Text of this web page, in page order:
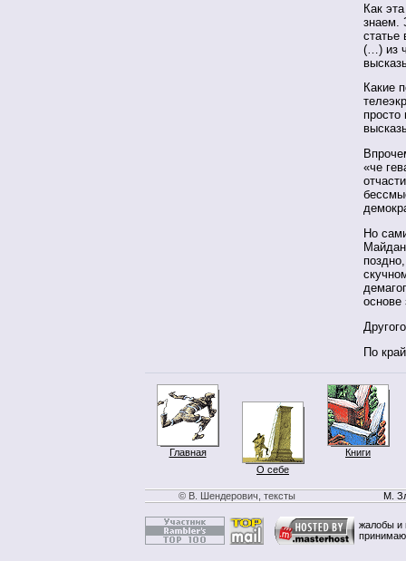
Как
знаем.
статье
(…) из
Какие
«че
Но
основе
По
Главная
О себе
Книги
© В. Шендерович, тексты М.
жалобы и